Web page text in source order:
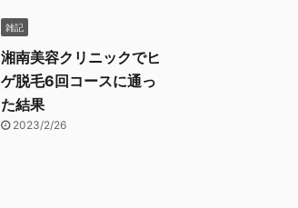
雑記
湘南美容クリニックでヒ
ゲ脱毛6回コースに通っ
た結果
2023/2/26